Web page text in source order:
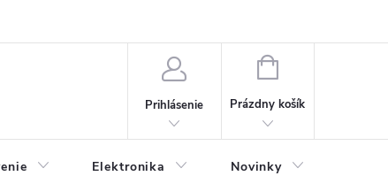
Prihlásenie
NÁKUPNÝ
Prázdny košík
Elektronika Novinky